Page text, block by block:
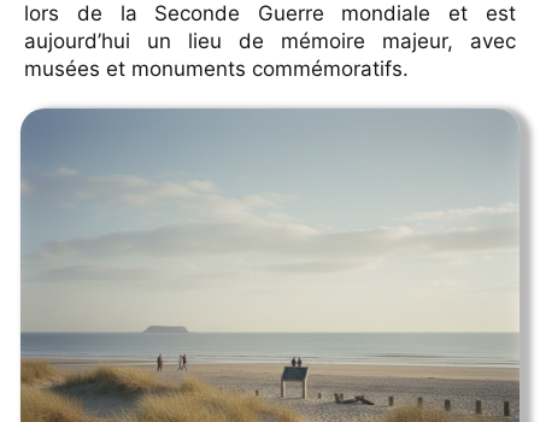
Hague
Contact
lors de la Seconde Guerre mondiale et est
aujourd’hui un lieu de mémoire majeur, avec
musées et monuments commémoratifs.